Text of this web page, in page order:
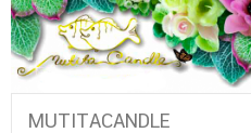
MUTITACANDLE